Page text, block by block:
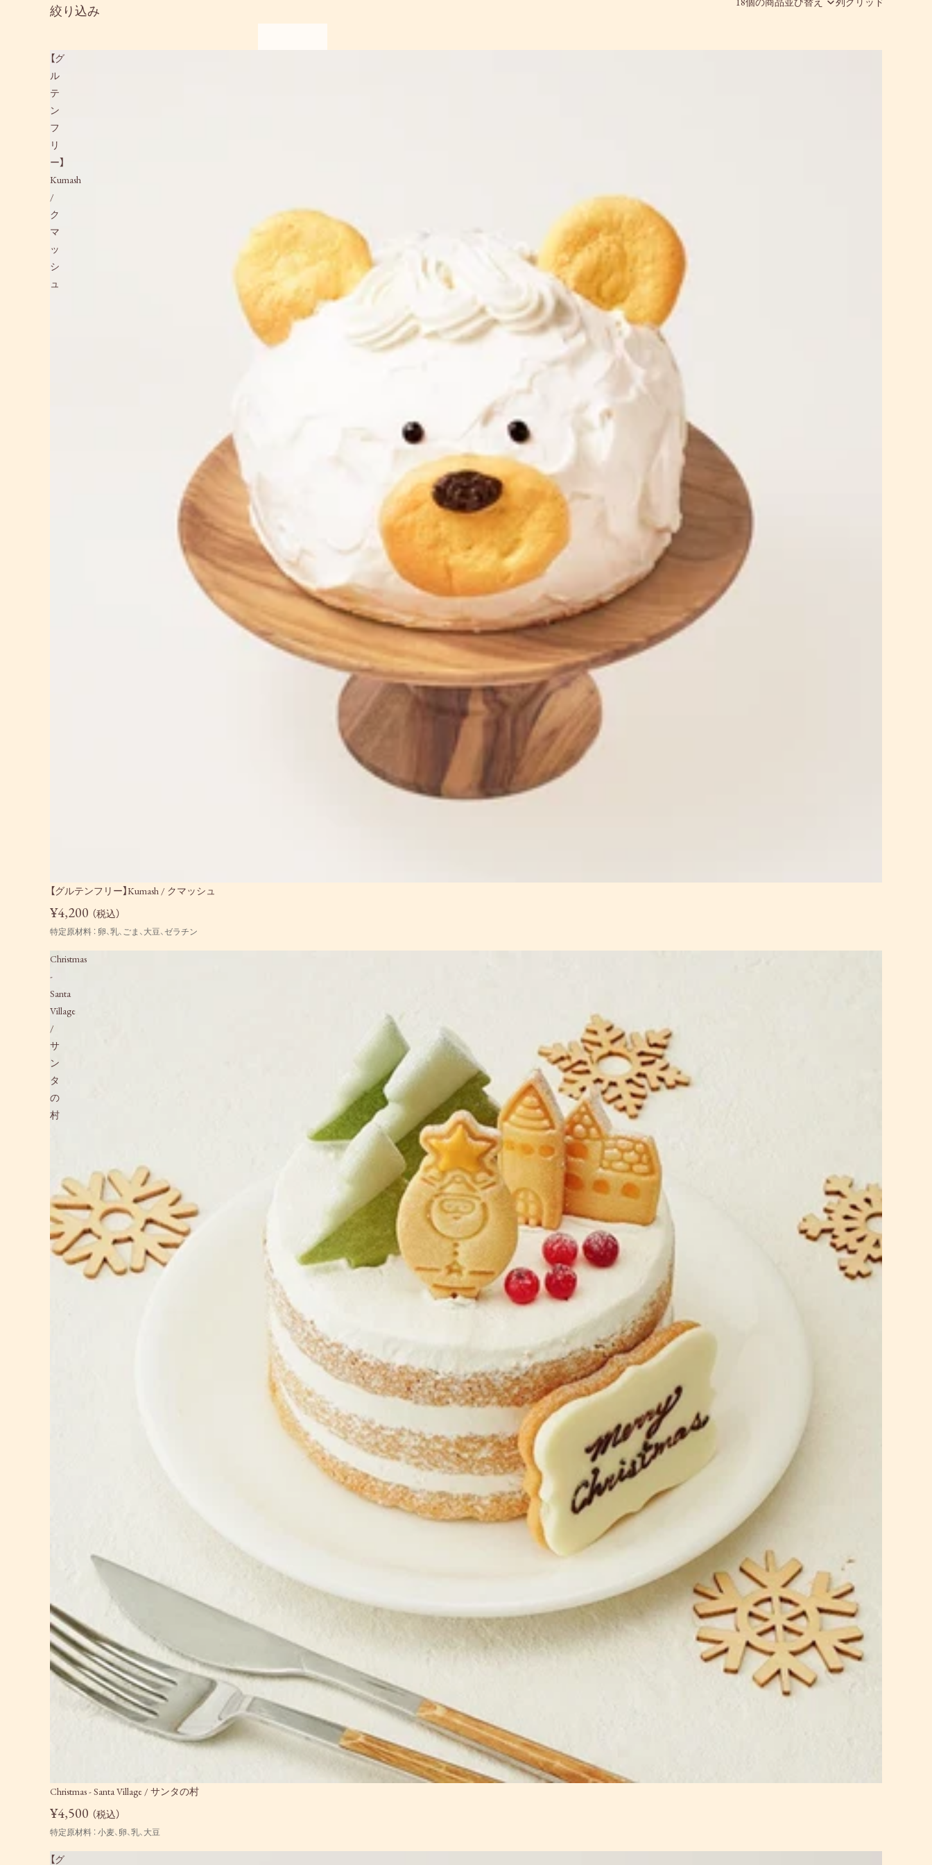
絞り込み
【グ
ル
テ
ン
フ
リ
ー】
Kumash
/
ク
マ
ッ
シ
ュ
【グルテンフリー】Kumash / クマッシュ
¥4,200 （税込）
特定原材料 ： 卵、乳、ごま、大豆、ゼラチン
Christmas
-
Santa
Village
/
サ
ン
タ
の
村
SOLD OUT
Christmas - Santa Village / サンタの村
¥4,500 （税込）
特定原材料 ： 小麦、卵、乳、大豆
【グ